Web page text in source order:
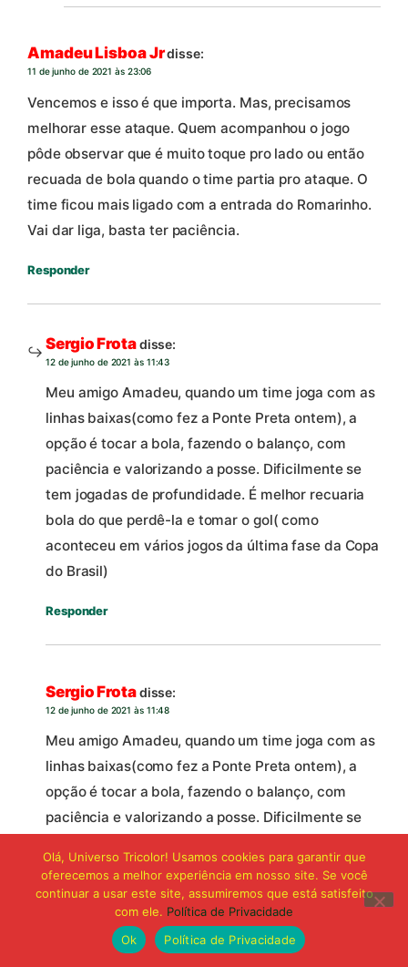
Amadeu Lisboa Jrdisse:
11 de junho de 2021 às 23:06
Vencemos e isso é que importa. Mas, precisamos
melhorar esse ataque. Quem acompanhou o jogo
pôde observar que é muito toque pro lado ou então
recuada de bola quando o time partia pro ataque. O
time ficou mais ligado com a entrada do Romarinho.
Vai dar liga, basta ter paciência.
Responder
Sergio Frotadisse:
12 de junho de 2021 às 11:43
Meu amigo Amadeu, quando um time joga com as
linhas baixas(como fez a Ponte Preta ontem), a
opção é tocar a bola, fazendo o balanço, com
paciência e valorizando a posse. Dificilmente se
tem jogadas de profundidade. É melhor recuaria
bola do que perdê-la e tomar o gol( como
aconteceu em vários jogos da última fase da Copa
do Brasil)
Responder
Sergio Frotadisse:
12 de junho de 2021 às 11:48
Meu amigo Amadeu, quando um time joga com as
linhas baixas(como fez a Ponte Preta ontem), a
opção é tocar a bola, fazendo o balanço, com
paciência e valorizando a posse. Dificilmente se
bola do que perdê-la e tomar o gol( como
aconteceu em vários jogos da última fase da Copa
Olá, Universo Tricolor! Usamos cookies para garantir que
oferecemos a melhor experiência em nosso site. Se você
continuar a usar este site, assumiremos que está satisfeito
com ele. Política de Privacidade
Ok
Política de Privacidade